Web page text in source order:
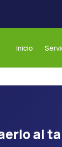
Inicio
al